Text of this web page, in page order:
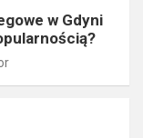
w Gdyni